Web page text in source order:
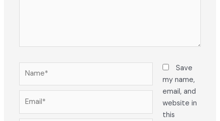
Save
my name,
email, and
website in
this